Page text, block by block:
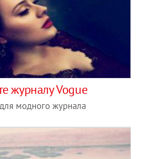
журналу Vogue
модного журнала